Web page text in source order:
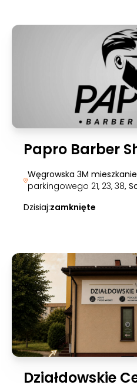
Papro Barber
Węgrowska 3M
parkingowego 21, 23, 38,
Dzisiaj:zamknięte
Działdowskie